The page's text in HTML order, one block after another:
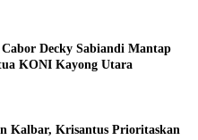
Decky Sabiandi Mantap
KONI Kayong Utara
Kalbar, Krisantus Prioritaskan